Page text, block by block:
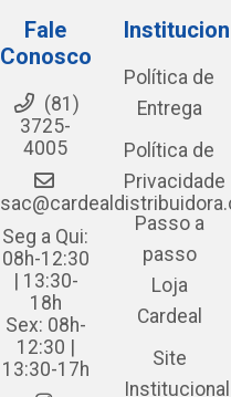
Fale
Conosco
(81)
3725-
4005
Seg a Qui:
08h-12:30
| 13:30-
18h
Sex: 08h-
12:30 |
13:30-17h
Política de
Entrega
Política de
Privacidade
Passo a
passo
Loja
Cardeal
Site
Institucional